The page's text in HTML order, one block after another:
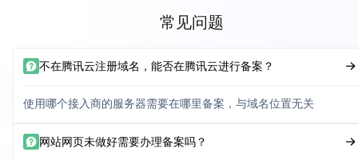
常见问题
不在腾讯云注册域名，能否在腾讯云进行备案？
使用哪个接入商的服务器需要在哪里备案，与域名位置无关
网站网页未做好需要办理备案吗？